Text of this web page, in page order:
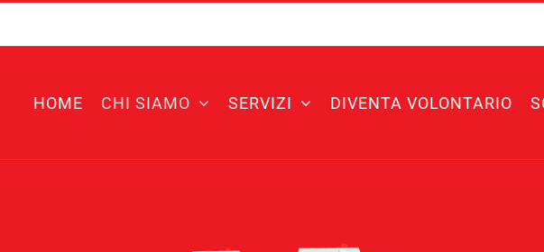
HOME CHI SIAMO SERVIZI DIVENTA VOLONTARIO